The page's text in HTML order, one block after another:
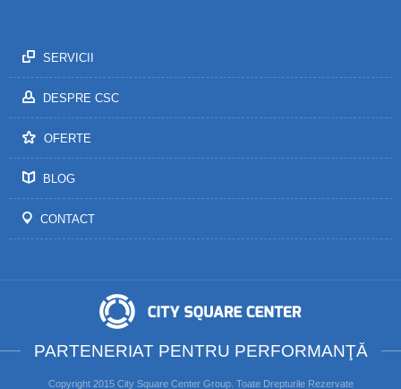
SERVICII
DESPRE CSC
OFERTE
BLOG
CONTACT
PARTENERIAT PENTRU PERFORMANŢĂ
Copyright 2015 City Square Center Group. Toate Drepturile Rezervate